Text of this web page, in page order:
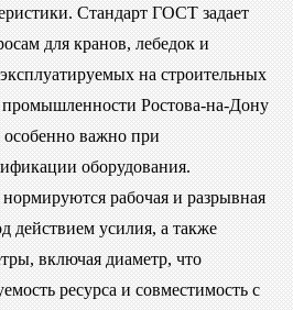
Стандарт ГОСТ задает
для кранов, лебедок и
на строительных
Ростова-на-Дону
особенно важно при
оборудования.
рабочая и разрывная
действием усилия, а также
включая диаметр, что
ресурса и совместимость с